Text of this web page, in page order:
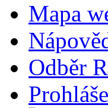
Mapa
Odběr